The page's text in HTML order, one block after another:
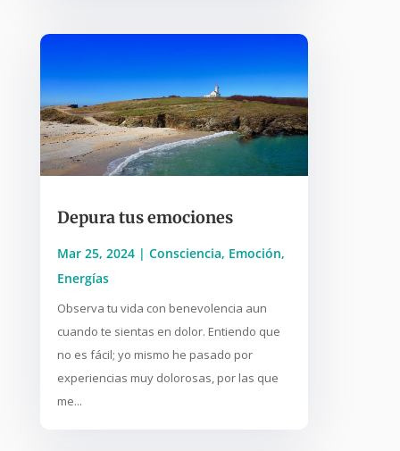
Depura tus emociones
Mar 25, 2024| Consciencia, Emoción,
Energías
Observa tu vida con benevolencia aun
cuando te sientas en dolor. Entiendo que
no es fácil; yo mismo he pasado por
experiencias muy dolorosas, por las que
me...